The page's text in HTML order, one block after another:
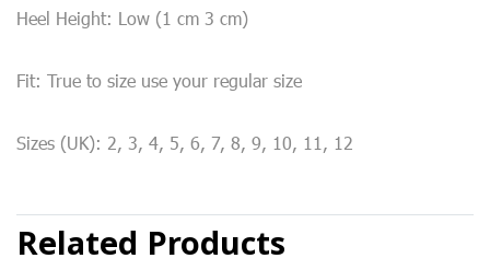
Heel Height: Low (1 cm 3 cm)
Fit: True to size use your regular size
Sizes (UK): 2, 3, 4, 5, 6, 7, 8, 9, 10, 11, 12
Related Products